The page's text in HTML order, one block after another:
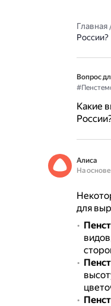
Главная
России?
Вопрос
Какие
Алиса
На
для